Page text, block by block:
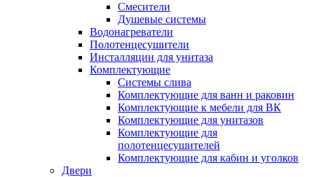
Смесители
Душевые системы
Водонагреватели
Полотенцесушители
Инсталляции для унитаза
Комплектующие
Системы слива
Комплектующие для ванн и раковин
Комплектующие к мебели для ВК
Комплектующие для унитазов
Комплектующие для
полотенцесушителей
Комплектующие для кабин и уголков
Двери